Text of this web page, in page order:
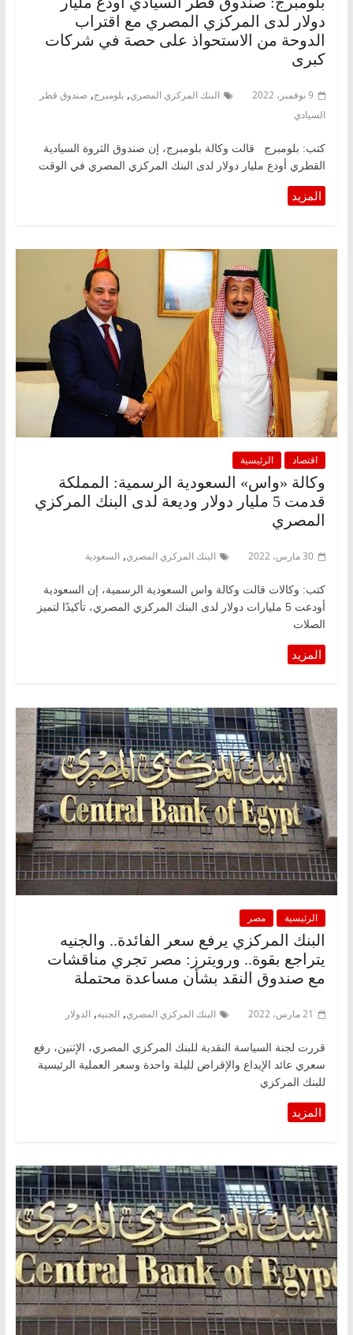
دولار لدى المركزي المصري مع اقتراب
الدوحة من الاستحواذ على حصة في شركات
كبرى
9 نوفمبر، 2022 البنك المركزي المصري, بلومبرج, صندوق قطر
السيادي
كتب: بلومبرج قالت وكالة بلومبرج، إن صندوق الثروة السيادية
القطري أودع مليار دولار لدى البنك المركزي المصري في الوقت
اقتصاد الرئيسية
وكالة «واس» السعودية الرسمية: المملكة
قدمت 5 مليار دولار وديعة لدى البنك المركزي
المصري
30 مارس، 2022 البنك المركزي المصري, السعودية
كتب: وكالات قالت وكالة واس السعودية الرسمية، إن السعودية
أودعت 5 مليارات دولار لدى البنك المركزي المصري، تأكيدًا لتميز
الصلات
الرئيسية مصر
البنك المركزي يرفع سعر الفائدة.. والجنيه
يتراجع بقوة.. ورويترز: مصر تجري مناقشات
مع صندوق النقد بشأن مساعدة محتملة
21 مارس، 2022 البنك المركزي المصري, الجنيه, الدولار
قررت لجنة السياسة النقدية للبنك المركزي المصري، الإثنين، رفع
سعري عائد الإيداع والإقراض لليلة واحدة وسعر العملية الرئيسية
للبنك المركزي